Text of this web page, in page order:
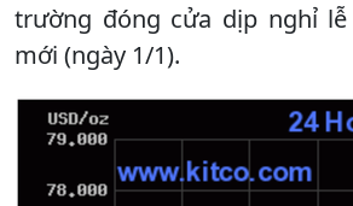
trường đóng cửa dịp nghỉ
mới (ngày 1/1).